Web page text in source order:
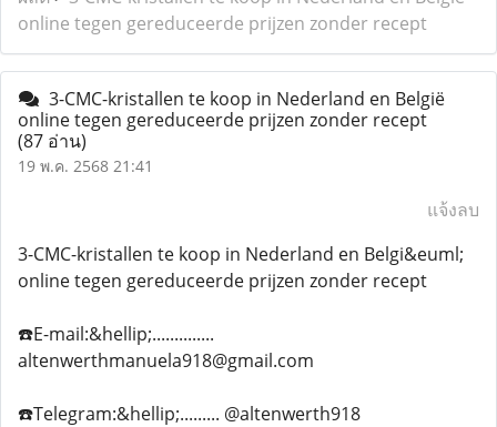
online tegen gereduceerde prijzen zonder recept
3-CMC-kristallen te koop in Nederland en België
online tegen gereduceerde prijzen zonder recept
(87 อ่าน)
19 พ.ค. 2568 21:41
แจ้งลบ
3-CMC-kristallen te koop in Nederland en Belgi&euml;
online tegen gereduceerde prijzen zonder recept
☎️E-mail:&hellip;..............
altenwerthmanuela918@gmail.com
☎️Telegram:&hellip;......... @altenwerth918